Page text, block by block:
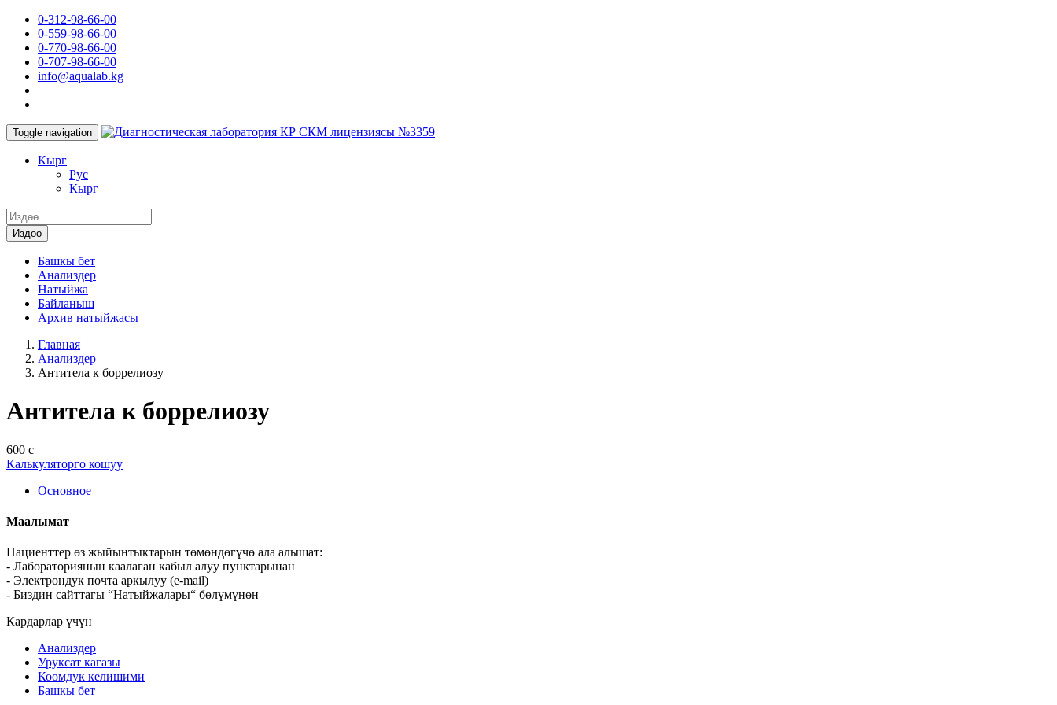
0-312-98-66-00
0-559-98-66-00
0-770-98-66-00
0-707-98-66-00
info@aqualab.kg
Toggle navigation КР СКМ лицензиясы №3359
Кырг
Руc
Кырг
Издөө
Башкы бет
Анализдер
Натыйжа
Байланыш
Архив натыйжасы
Главная
Анализдер
Антитела к боррелиозу
Антитела к боррелиозу
600 с
Калькуляторго кошуу
Основное
Маалымат
Пациенттер өз жыйынтыктарын төмөндөгүчө ала алышат:
- Лабораториянын каалаган кабыл алуу пунктарынан
- Электрондук почта аркылуу (e-mail)
- Биздин сайттагы “Натыйжалары“ бөлүмүнөн
Кардарлар үчүн
Анализдер
Уруксат кагазы
Коомдук келишими
Башкы бет